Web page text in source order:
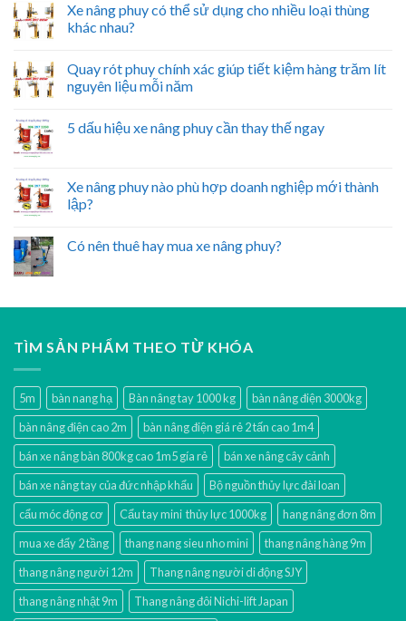
Xe nâng phuy có thể sử dụng cho nhiều loại thùng
khác nhau?
Quay rót phuy chính xác giúp tiết kiệm hàng trăm lít
nguyên liệu mỗi năm
5 dấu hiệu xe nâng phuy cần thay thế ngay
Xe nâng phuy nào phù hợp doanh nghiệp mới thành
lập?
Có nên thuê hay mua xe nâng phuy?
TÌM SẢN PHẨM THEO TỪ KHÓA
5m bàn nang hạ Bàn nâng tay 1000 kg
bàn nâng điện 3000kg
bàn nâng điện cao 2m
bàn nâng điện giá rẻ 2 tấn cao 1m4
bán xe nâng bàn 800kg cao 1m5 gía rẻ
bán xe nâng cây cảnh
bán xe nâng tay của đức nhập khẩu
Bộ nguồn thủy lực đài loan
cẩu móc động cơ
Cẩu tay mini thủy lực 1000kg
hang nâng đơn 8m
mua xe đẩy 2 tầng
thang nang sieu nho mini
thang nâng hàng 9m
thang nâng người 12m
Thang nâng người di động SJY
thang nâng nhật 9m
Thang nâng đôi Nichi-lift Japan